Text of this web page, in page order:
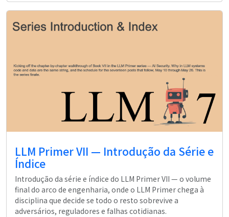
LLM Primer VII — Introdução da Série e
Índice
Introdução da série e índice do LLM Primer VII — o volume
final do arco de engenharia, onde o LLM Primer chega à
disciplina que decide se todo o resto sobrevive a
adversários, reguladores e falhas cotidianas.